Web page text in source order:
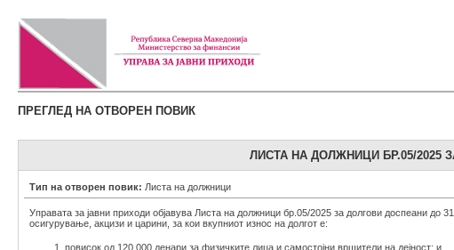
ПРЕГЛЕД НА ОТВОРЕН ПОВИК
ЛИСТА НА ДОЛЖНИЦИ БР.05/2025
Тип на отворен повик: Листа на должници
Управата за јавни приходи објавува Листа на должници бр.05/2025 за долгови доспеани
осигурување, акцизи и царини, за кои вкупниот износ на долгот е:
повисок од 120.000 денари за физичките лица и самостојни вршители на дејност; и